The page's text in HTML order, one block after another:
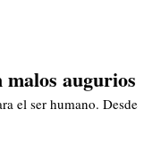
malos augurios
el ser humano. Desde